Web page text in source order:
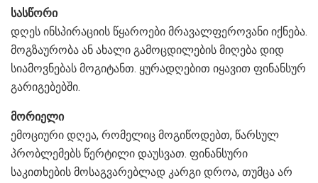
სასწორი
დღეს ინსპირაციის წყაროები მრავალფეროვანი იქნება.
მოგზაურობა ან ახალი გამოცდილების მიღება დიდ
სიამოვნებას მოგიტანთ. ყურადღებით იყავით ფინანსურ
გარიგებებში.
მორიელი
ემოციური დღეა, რომელიც მოგიწოდებთ, წარსულ
პრობლემებს წერტილი დაუსვათ. ფინანსური
საკითხების მოსაგვარებლად კარგი დროა, თუმცა არ